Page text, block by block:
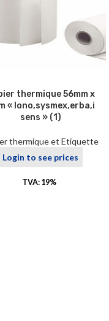
thermique 56mm x
« Iono,sysmex,erba,i
sens » (1)
thermique et Etiquette
Login to see prices
TVA: 19%